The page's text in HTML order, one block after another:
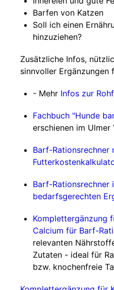
Barfen von Katzen
Soll ich einen
hinzuziehen?
Zusätzliche Infos,
sinnvoller Ergänzungen
- Mehr Infos zur
Fachbuch "Hunde
erschienen im Ulmer
Barf-Rationsrechner
Barf-Rationsrechner
bedarfsgerechten
Komplettergänzung
Calcium für Barf-
relevanten
Zutaten - ideal für
bzw. knochenfreie